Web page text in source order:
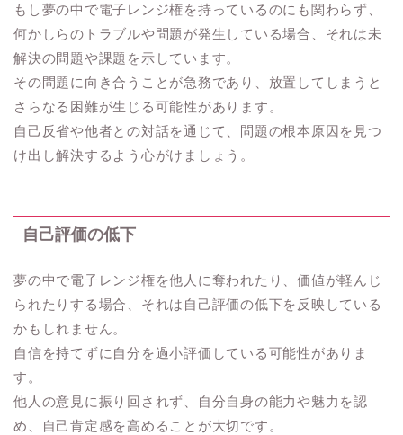
もし夢の中で電子レンジ権を持っているのにも関わらず、
何かしらのトラブルや問題が発生している場合、それは未
解決の問題や課題を示しています。
その問題に向き合うことが急務であり、放置してしまうと
さらなる困難が生じる可能性があります。
自己反省や他者との対話を通じて、問題の根本原因を見つ
け出し解決するよう心がけましょう。
自己評価の低下
夢の中で電子レンジ権を他人に奪われたり、価値が軽んじ
られたりする場合、それは自己評価の低下を反映している
かもしれません。
自信を持てずに自分を過小評価している可能性がありま
す。
他人の意見に振り回されず、自分自身の能力や魅力を認
め、自己肯定感を高めることが大切です。